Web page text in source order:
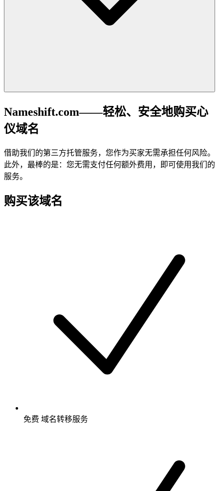
Nameshift.com——轻松、安全地购买心
仪域名
借助我们的第三方托管服务，您作为买家无需承担任何风险。
此外，最棒的是：您无需支付任何额外费用，即可使用我们的
服务。
购买该域名
免费 域名转移服务